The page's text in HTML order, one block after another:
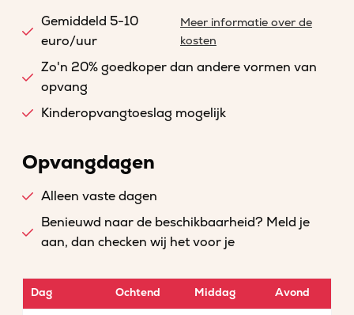
Gemiddeld 5-10
euro/uur
Meer informatie over de
kosten
Zo'n 20% goedkoper dan andere vormen van
opvang
Kinderopvangtoeslag mogelijk
Opvangdagen
Alleen vaste dagen
Benieuwd naar de beschikbaarheid? Meld je
aan, dan checken wij het voor je
Dag Ochtend Middag Avond